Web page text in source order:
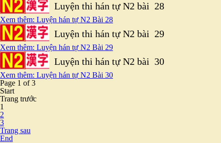
Luyện thi hán tự N2 bài 28
Xem thêm: Luyện hán tự N2 Bài 28
Luyện thi hán tự N2 bài 29
Xem thêm: Luyện hán tự N2 Bài 29
Luyện thi hán tự N2 bài 30
Xem thêm: Luyện hán tự N2 Bài 30
Page 1 of 3
Start
Trang trước
1
2
3
Trang sau
End